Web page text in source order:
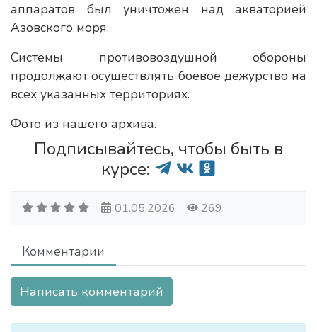
аппаратов был уничтожен над акваторией
Азовского моря.
Системы противовоздушной обороны
продолжают осуществлять боевое дежурство на
всех указанных территориях.
Фото из нашего архива.
Подписывайтесь, чтобы быть в
курсе:
01.05.2026 269
Комментарии
Написать комментарий